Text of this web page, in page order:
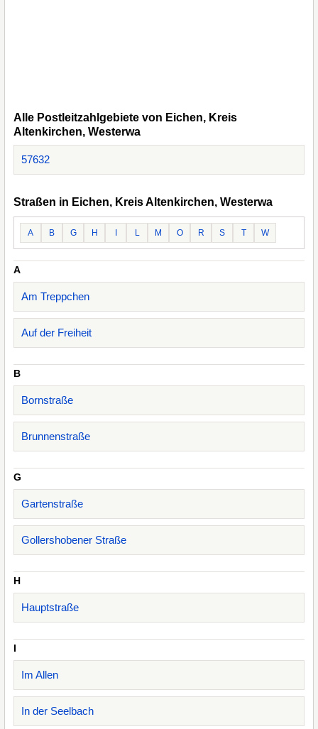
Alle Postleitzahlgebiete von Eichen, Kreis
Altenkirchen, Westerwa
57632
Straßen in Eichen, Kreis Altenkirchen, Westerwa
A B G H L M O R S T W
A
Am Treppchen
Auf der Freiheit
B
Bornstraße
Brunnenstraße
G
Gartenstraße
Gollershobener Straße
H
Hauptstraße
I
Im Allen
In der Seelbach